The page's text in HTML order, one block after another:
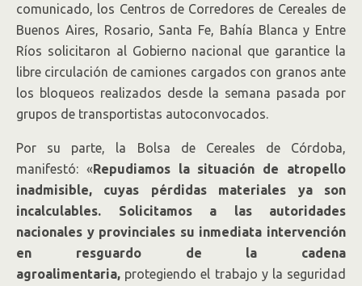
comunicado, los Centros de Corredores de Cereales de
Buenos Aires, Rosario, Santa Fe, Bahía Blanca y Entre
Ríos solicitaron al Gobierno nacional que garantice la
libre circulación de camiones cargados con granos ante
los bloqueos realizados desde la semana pasada por
grupos de transportistas autoconvocados.
Por su parte, la Bolsa de Cereales de Córdoba,
manifestó: «Repudiamos la situación de atropello
inadmisible, cuyas pérdidas materiales ya son
incalculables. Solicitamos a las autoridades
nacionales y provinciales su inmediata intervención
en resguardo de la cadena
agroalimentaria, protegiendo el trabajo y la seguridad